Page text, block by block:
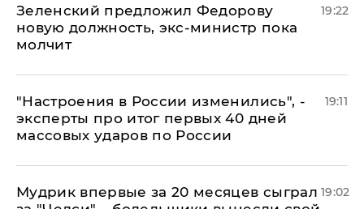
Зеленский предложил Федорову
новую должность, экс-министр пока
молчит
19:22
"Настроения в России изменились", -
эксперты про итог первых 40 дней
массовых ударов по России
19:11
Мудрик впервые за 20 месяцев сыграл 19:02